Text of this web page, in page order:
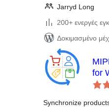
Jarryd Long
200+ ενεργές
Δοκιμασμένο
for
Synchronize